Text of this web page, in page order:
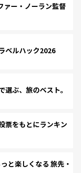
ー・ノーラン監督
ベルハック2026
ぶ、旅のベスト。
票をもとにランキン
と楽しくなる 旅先・